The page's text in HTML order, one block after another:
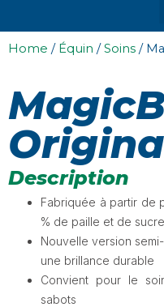
Home / Équin /Soins /
Description
Fabriquée à partir de
% de paille et de sucre
Nouvelle version
une brillance durable
Convient pour le
sabots